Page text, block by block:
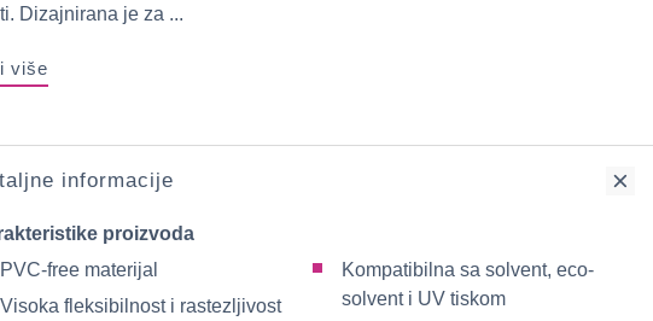
Dizajnirana je za ...
više
informacije
proizvoda
PVC-free materijal
Visoka fleksibilnost i rastezljivost
Kompatibilna sa solvent, eco-
solvent i UV tiskom